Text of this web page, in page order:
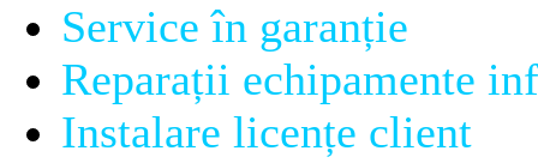
Service în garanție
Reparații echipamente
Instalare licențe client